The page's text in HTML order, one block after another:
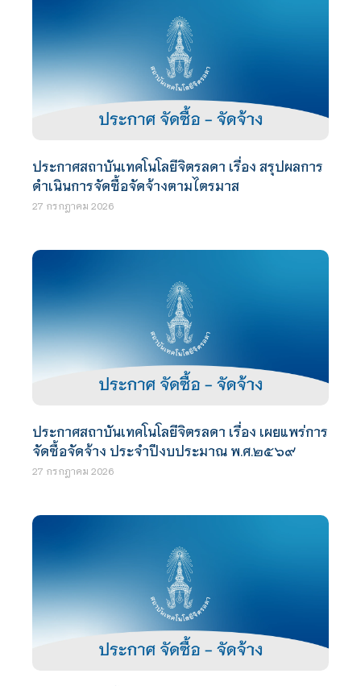
ประกาศสถาบันเทคโนโลยีจิตรลดา เรื่อง สรุปผลการ
ดำเนินการจัดซื้อจัดจ้างตามไตรมาส
27 กรกฎาคม 2026
ประกาศสถาบันเทคโนโลยีจิตรลดา เรื่อง เผยแพร่การ
จัดซื้อจัดจ้าง ประจำปีงบประมาณ พ.ศ.๒๕๖๙
27 กรกฎาคม 2026